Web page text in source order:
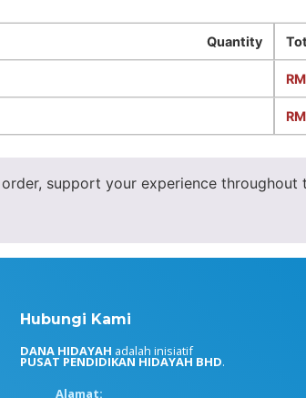
Quantity
RM
RM
support your experience
Hubungi Kami
DANA HIDAYAH adalah inisiatif
PUSAT PENDIDIKAN HIDAYAH BHD.
Alamat: